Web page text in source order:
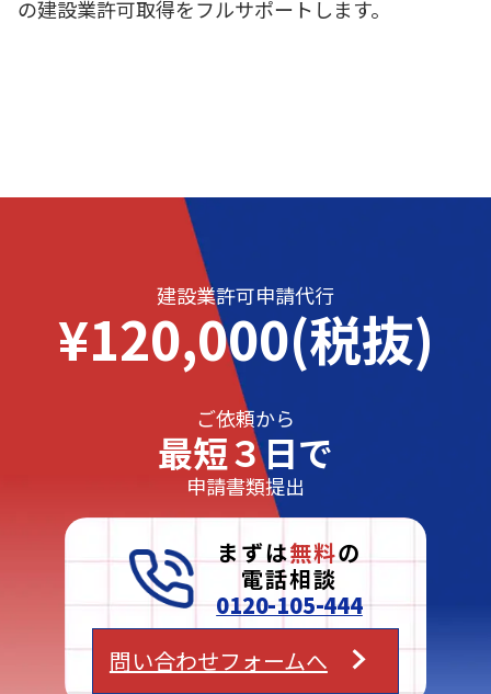
の建設業許可取得をフルサポートします。
建設業許可申請代行
¥120,000(税抜)
ご依頼から
最短３日で
申請書類提出
まずは無料の
電話相談
0120-105-444
問い合わせフォームへ